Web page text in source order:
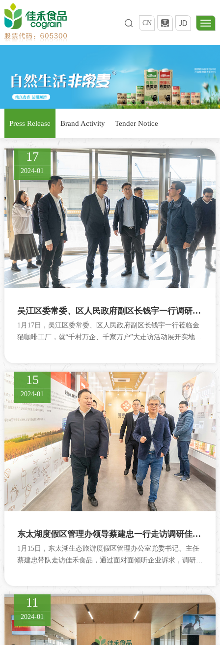
CN
Press Release Brand Activity Tender Notice
17
2024-01
吴江区委常委、区人民政府副区长钱宇一行调研金猫咖啡
1月17日，吴江区委常委、区人民政府副区长钱宇一行莅临金
猫咖啡工厂，就“千村万企、千家万户”大走访活动展开实地调
15
2024-01
东太湖度假区管理办领导蔡建忠一行走访调研佳禾食品
1月15日，东太湖生态旅游度假区管理办公室党委书记、主任
蔡建忠带队走访佳禾食品，通过面对面倾听企业诉求，调研经
11
2024-01